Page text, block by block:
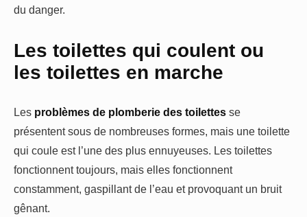
du danger.
Les toilettes qui coulent ou
les toilettes en marche
Les problèmes de plomberie des toilettes se
présentent sous de nombreuses formes, mais une toilette
qui coule est l’une des plus ennuyeuses. Les toilettes
fonctionnent toujours, mais elles fonctionnent
constamment, gaspillant de l’eau et provoquant un bruit
gênant.